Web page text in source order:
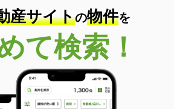
産サイトの物件を
て検索！